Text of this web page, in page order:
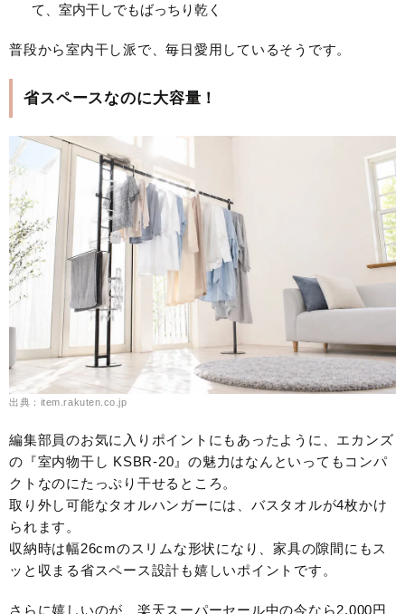
て、室内干しでもばっちり乾く
普段から室内干し派で、毎日愛用しているそうです。
省スペースなのに大容量！
出典：item.rakuten.co.jp
編集部員のお気に入りポイントにもあったように、エカンズ
の『室内物干し KSBR-20』の魅力はなんといってもコンパ
クトなのにたっぷり干せるところ。
取り外し可能なタオルハンガーには、バスタオルが4枚かけ
られます。
収納時は幅26cmのスリムな形状になり、家具の隙間にもス
ッと収まる省スペース設計も嬉しいポイントです。
さらに嬉しいのが、楽天スーパーセール中の今なら2,000円